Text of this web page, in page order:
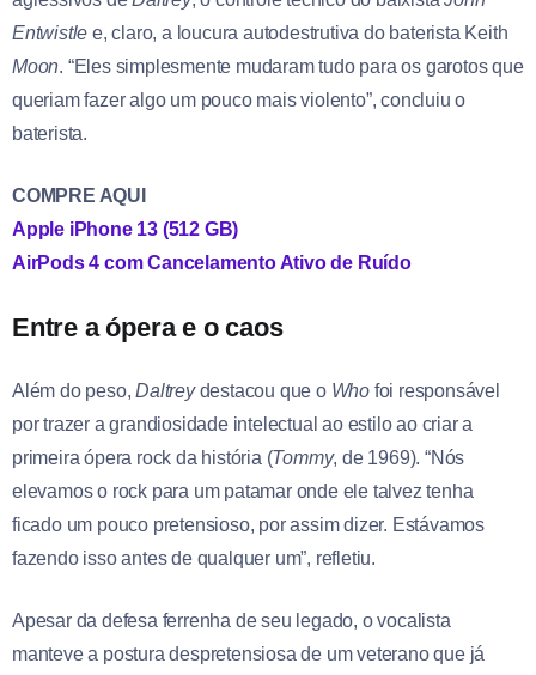
Entwistle e, claro, a loucura autodestrutiva do baterista Keith
Moon. “Eles simplesmente mudaram tudo para os garotos que
queriam fazer algo um pouco mais violento”, concluiu o
baterista.
COMPRE AQUI
Apple iPhone 13 (512 GB)
AirPods 4 com Cancelamento Ativo de Ruído
Entre a ópera e o caos
Além do peso,Daltreydestacou que o Who foi responsável
por trazer a grandiosidade intelectual ao estilo ao criar a
primeira ópera rock da história (Tommy, de 1969). “Nós
elevamos o rock para um patamar onde ele talvez tenha
ficado um pouco pretensioso, por assim dizer. Estávamos
fazendo isso antes de qualquer um”, refletiu.
Apesar da defesa ferrenha de seu legado, o vocalista
manteve a postura despretensiosa de um veterano que já